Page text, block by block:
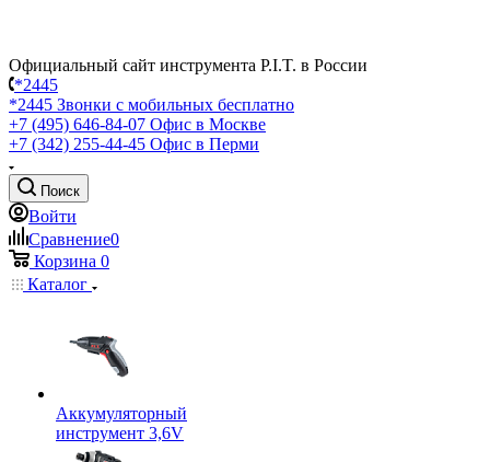
Официальный сайт инструмента P.I.T. в России
*2445
*2445 Звонки с мобильных бесплатно
+7 (495) 646-84-07 Офис в Москве
+7 (342) 255-44-45 Офис в Перми
Поиск
Войти
Сравнение0
Корзина 0
Каталог
Аккумуляторный
инструмент 3,6V